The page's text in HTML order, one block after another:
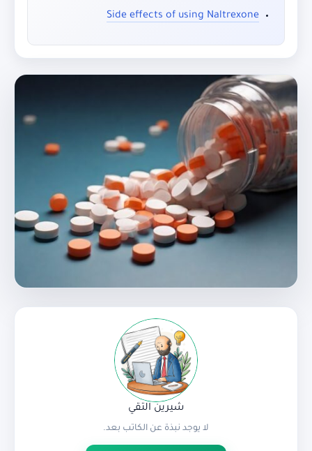
Side effects of using Naltrexone
شيرين التقي
لا يوجد نبذة عن الكاتب بعد.